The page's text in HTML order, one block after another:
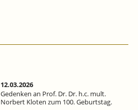
12.03.2026
Gedenken an Prof. Dr. Dr. h.c. mult.
Norbert Kloten zum 100. Geburtstag.